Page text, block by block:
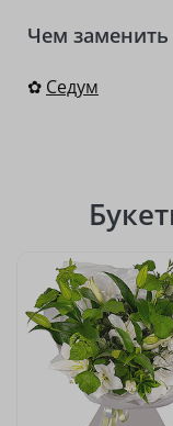
Чем заменить
✿ Седум